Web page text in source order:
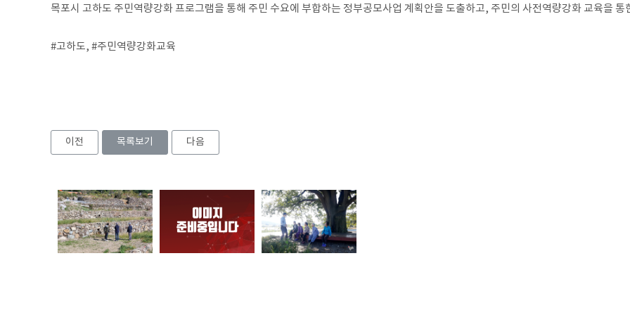
목포시 고하도 주민역량강화 프로그램을 통해 주민 수요에 부합하는 정부공모사업 계획안을 도출하고, 주민의 사전역량강화 교육을 통
#고하도, #주민역량강화교육
이전 목록보기 다음